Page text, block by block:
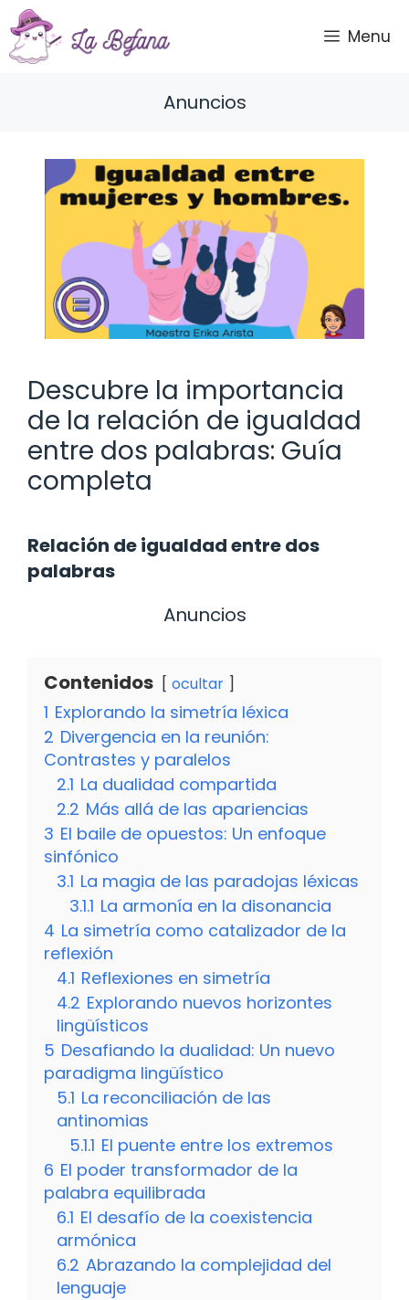
Saltar
al
contenido
Menu
Anuncios
Descubre la importancia
de la relación de igualdad
entre dos palabras: Guía
completa
Relación de igualdad entre dos
palabras
Anuncios
Contenidos ocultar
1 Explorando la simetría léxica
2 Divergencia en la reunión:
Contrastes y paralelos
2.1 La dualidad compartida
2.2 Más allá de las apariencias
3 El baile de opuestos: Un enfoque
sinfónico
3.1 La magia de las paradojas léxicas
3.1.1 La armonía en la disonancia
4 La simetría como catalizador de la
reflexión
4.1 Reflexiones en simetría
4.2 Explorando nuevos horizontes
lingüísticos
5 Desafiando la dualidad: Un nuevo
paradigma lingüístico
5.1 La reconciliación de las
antinomias
5.1.1 El puente entre los extremos
6 El poder transformador de la
palabra equilibrada
6.1 El desafío de la coexistencia
armónica
6.2 Abrazando la complejidad del
lenguaje